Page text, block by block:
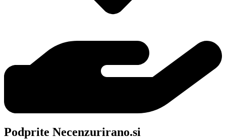
Podprite Necenzurirano.si